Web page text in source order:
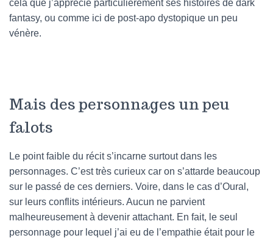
cela que j’apprécie particulièrement ses histoires de dark
fantasy, ou comme ici de post-apo dystopique un peu
vénère.
Mais des personnages un peu
falots
Le point faible du récit s’incarne surtout dans les
personnages. C’est très curieux car on s’attarde beaucoup
sur le passé de ces derniers. Voire, dans le cas d’Oural,
sur leurs conflits intérieurs. Aucun ne parvient
malheureusement à devenir attachant. En fait, le seul
personnage pour lequel j’ai eu de l’empathie était pour le